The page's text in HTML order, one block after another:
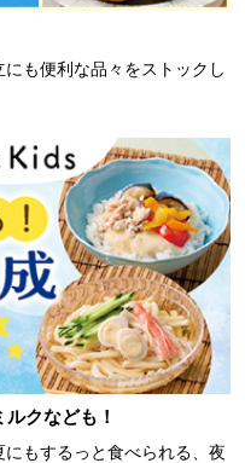
も便利な品々をストックし
クなども！
もするっと食べられる、夜